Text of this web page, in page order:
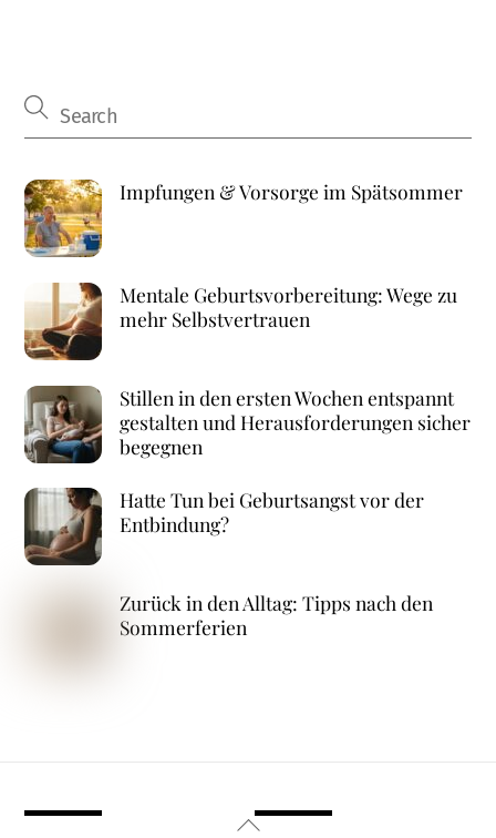
Impfungen & Vorsorge im Spätsommer
Mentale Geburtsvorbereitung: Wege zu
mehr Selbstvertrauen
Stillen in den ersten Wochen entspannt
gestalten und Herausforderungen sicher
begegnen
Hatte Tun bei Geburtsangst vor der
Entbindung?
Zurück in den Alltag: Tipps nach den
Sommerferien
Back